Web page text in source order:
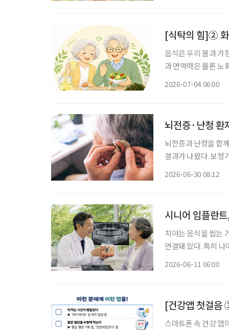
[식탁의 힘]② 화
음식은 우리 몸과 가
과 면역력은 물론 노
2026-07-04 06:00
뇌전증·난청 환
뇌전증과 난청을 함
결과가 나왔다. 보청
2026-06-30 08:12
시니어 임플란
치아는 음식을 씹는
연결돼 있다. 특히
2026-06-11 06:00
[건강앱 첫걸음
스마트폰 속 건강 앱